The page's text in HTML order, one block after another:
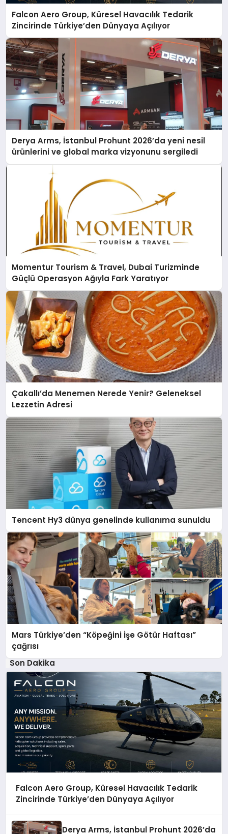
Falcon Aero Group, Küresel Havacılık Tedarik
Zincirinde Türkiye’den Dünyaya Açılıyor
Derya Arms, İstanbul Prohunt 2026’da yeni nesil
ürünlerini ve global marka vizyonunu sergiledi
Momentur Tourism & Travel, Dubai Turizminde
Güçlü Operasyon Ağıyla Fark Yaratıyor
Çakallı’da Menemen Nerede Yenir? Geleneksel
Lezzetin Adresi
Tencent Hy3 dünya genelinde kullanıma sunuldu
Mars Türkiye’den “Köpeğini İşe Götür Haftası”
çağrısı
Son Dakika
Falcon Aero Group, Küresel Havacılık Tedarik
Zincirinde Türkiye’den Dünyaya Açılıyor
Derya Arms, İstanbul Prohunt 2026’da